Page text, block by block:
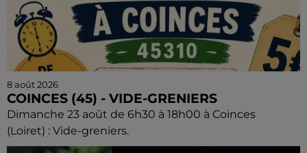
8 août 2026
COINCES (45) - VIDE-GRENIERS
Dimanche 23 août de 6h30 à 18h00 à Coinces
(Loiret) : Vide-greniers.